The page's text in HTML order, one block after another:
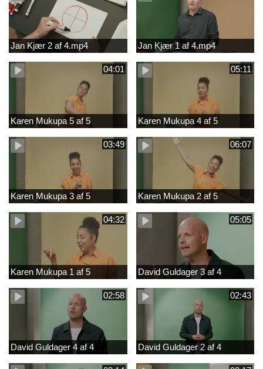
Jan Kjær 2 af 4.mp4 Jan Kjær 1 af 4.mp4
04:01
Karen Mukupa 5 af 5
05:11
Karen Mukupa 4 af 5
03:49
Karen Mukupa 3 af 5
06:07
Karen Mukupa 2 af 5
04:32
Karen Mukupa 1 af 5
05:05
David Guldager 3 af 4
02:58
David Guldager 4 af 4
02:43
David Guldager 2 af 4